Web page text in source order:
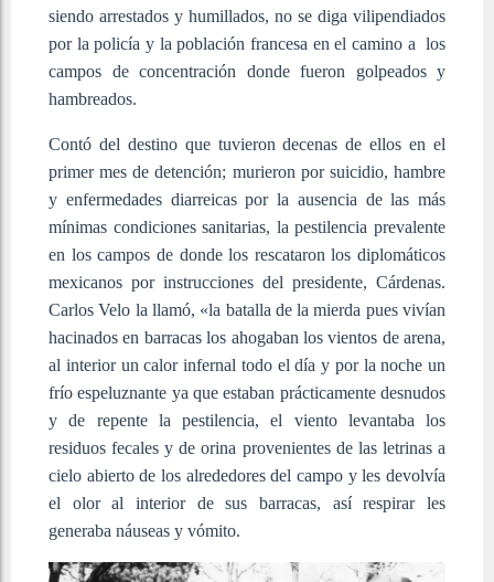
siendo arrestados y humillados, no se diga vilipendiados
por la policía y la población francesa en el camino a los
campos de concentración donde fueron golpeados y
hambreados.
Contó del destino que tuvieron decenas de ellos en el
primer mes de detención; murieron por suicidio, hambre
y enfermedades diarreicas por la ausencia de las más
mínimas condiciones sanitarias, la pestilencia prevalente
en los campos de donde los rescataron los diplomáticos
mexicanos por instrucciones del presidente, Cárdenas.
Carlos Velo la llamó, «la batalla de la mierda pues vivían
hacinados en barracas los ahogaban los vientos de arena,
al interior un calor infernal todo el día y por la noche un
frío espeluznante ya que estaban prácticamente desnudos
y de repente la pestilencia, el viento levantaba los
residuos fecales y de orina provenientes de las letrinas a
cielo abierto de los alrededores del campo y les devolvía
el olor al interior de sus barracas, así respirar les
generaba náuseas y vómito.